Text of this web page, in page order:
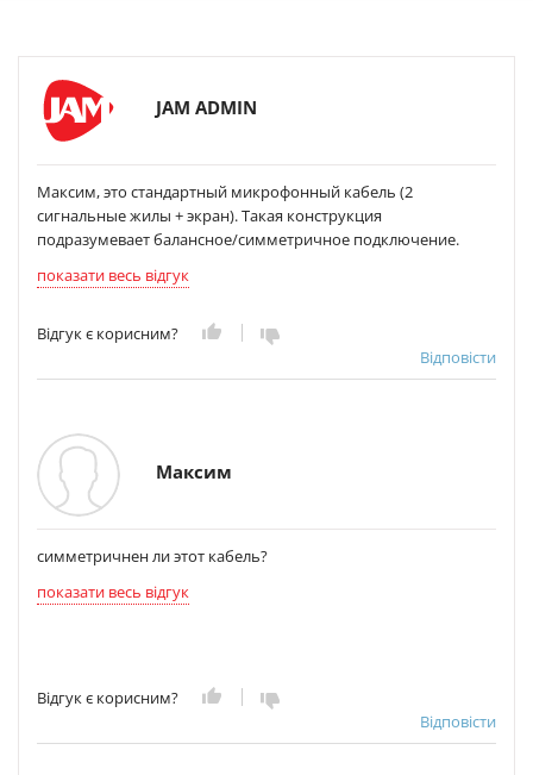
JAM ADMIN
Максим, это стандартный микрофонный кабель (2
сигнальные жилы + экран). Такая конструкция
подразумевает балансное/симметричное подключение.
показати весь відгук
Відгук є корисним?
Відповісти
Максим
симметричнен ли этот кабель?
показати весь відгук
Відгук є корисним?
Відповісти